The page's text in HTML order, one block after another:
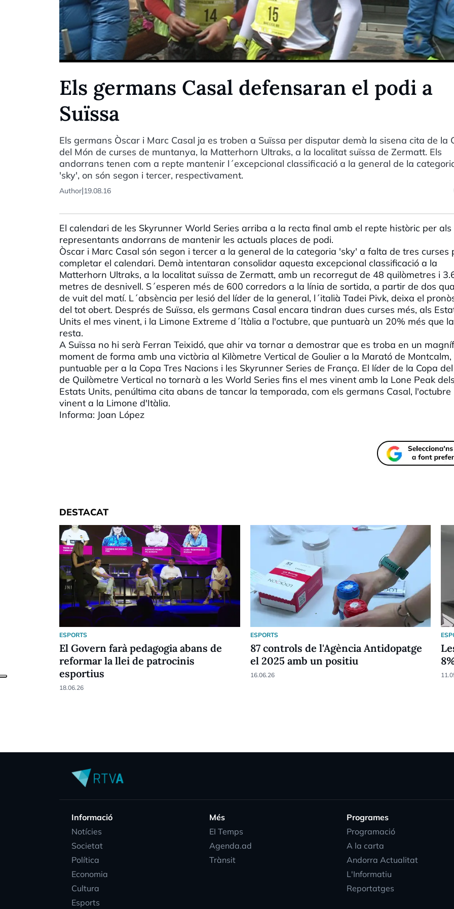
Els germans Casal defensaran el podi a
Suïssa
Els germans Òscar i Marc Casal ja es troben a Suïssa per disputar demà la sisena cita de la
del Món de curses de muntanya, la Matterhorn Ultraks, a la localitat suïssa de Zermatt. Els
andorrans tenen com a repte mantenir l´excepcional classificació a la general de la
'sky', on són segon i tercer, respectivament.
Author|19.08.16
El calendari de les Skyrunner World Series arriba a la recta final amb el repte històric per als
representants andorrans de mantenir les actuals places de podi.
Òscar i Marc Casal són segon i tercer a la general de la categoria 'sky' a falta de tres curses
completar el calendari. Demà intentaran consolidar aquesta excepcional classificació a la
Matterhorn Ultraks, a la localitat suïssa de Zermatt, amb un recorregut de 48 quilòmetres i
metres de desnivell. S´esperen més de 600 corredors a la línia de sortida, a partir de dos
de vuit del matí. L´absència per lesió del líder de la general, l´italià Tadei Pivk, deixa el
del tot obert. Després de Suïssa, els germans Casal encara tindran dues curses més, als
Units el mes vinent, i la Limone Extreme d´Itàlia a l'octubre, que puntuarà un 20% més que la
resta.
A Suïssa no hi serà Ferran Teixidó, que ahir va tornar a demostrar que es troba en un
moment de forma amb una victòria al Kilòmetre Vertical de Goulier a la Marató de Montcalm,
puntuable per a la Copa Tres Nacions i les Skyrunner Series de França. El líder de la Copa
de Quilòmetre Vertical no tornarà a les World Series fins el mes vinent amb la Lone Peak dels
Estats Units, penúltima cita abans de tancar la temporada, com els germans Casal, l'octubre
vinent a la Limone d'Itàlia.
Informa: Joan López
DESTACAT
ESPORTS
El Govern farà pedagogia abans de
reformar la llei de patrocinis
esportius
18.06.26
ESPORTS
87 controls de l'Agència Antidopatge
el 2025 amb un positiu
16.06.26
Informació
Notícies
Societat
Política
Economia
Cultura
Esports
Més
EI Temps
Agenda.ad
Trànsit
Programes
Programació
A la carta
Andorra Actualitat
L'Informatiu
Reportatges